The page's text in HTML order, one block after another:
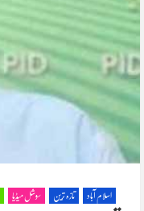
اسلام آباد تازہ ترین سوشل میڈیا